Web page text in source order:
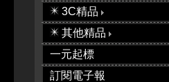
3C精品
其他精品
一元起標
訂閱電子報